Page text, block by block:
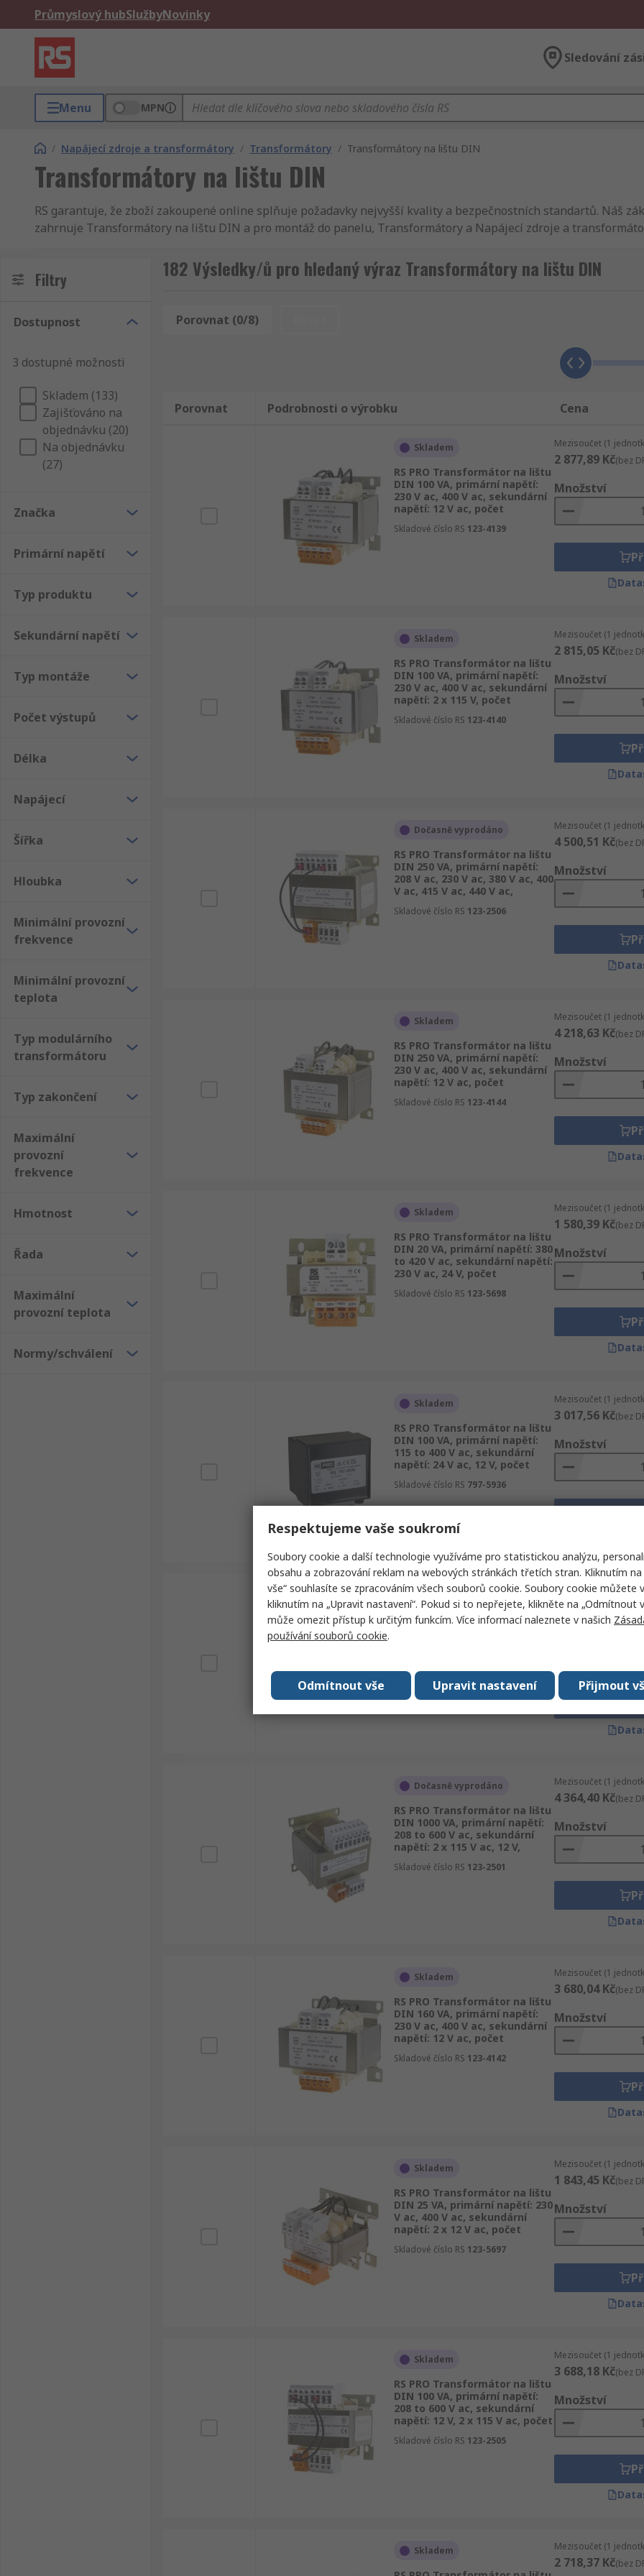
Průmyslový hubSlužbyNovinky
Sledování
Menu MPN
/ Napájecí zdroje a transformátory / Transformátory / Transformátory na lištu DIN
Transformátory na lištu DIN
RS garantuje, že zboží zakoupené online splňuje požadavky nejvyšší kvality a bezpečnostních standartů. Náš
zahrnuje Transformátory na lištu DIN a pro montáž do panelu, Transformátory a Napájecí zdroje a
jednoduše. Upřesněte své hledání podle Block, Telemecanique nebo jiného Transformátory na lištu DIN a pro
zobrazí srovnané podle jména, značky, dostupnosti nebo alfabeticky. Nezapomeňte se podívat i na RS
opatření. RS nabízí široký sortiment produktů z oblasti Elektronické komponenty, napájení a konektory, dále
panelu, elektrické a průmyslové výrobky. Prohlédněte si celou nabídku sekce Elektronické komponenty,
transformátory a Transformátory. Jako evropský špičkový distributor Elektronické komponenty, napájení a
Transformátory na lištu DIN a pro montáž do panelu jsou od nejlepších dodavatelů v odvětví nebo vyrobeny
velmi důležitá a kdykoliv je to možné, tak zajistíme, aby Vaše dodávka obsahující Transformátory na lištu DIN a
Filtry
Dostupnost
3 dostupné možnosti
Skladem (133)
Zajišťováno na
objednávku (20)
Na objednávku
(27)
Značka
Primární napětí
Typ produktu
Sekundární napětí
Typ montáže
Počet výstupů
Délka
Napájecí
Šířka
Hloubka
Minimální provozní
frekvence
Minimální provozní
teplota
Typ modulárního
transformátoru
Typ zakončení
Maximální
provozní
frekvence
Hmotnost
Řada
Maximální
provozní teplota
Normy/schválení
182 Výsledky/ů pro hledaný výraz Transformátory na lištu DIN
Porovnat (0/8)
Porovnat Podrobnosti o výrobku Cena
Skladem
RS PRO Transformátor na lištu
DIN 100 VA, primární napětí:
230 V ac, 400 V ac, sekundární
napětí: 12 V ac, počet
Skladové číslo RS 123-4139
Mezisoučet (1
2 877,89 Kč(bez
Množství
Skladem
RS PRO Transformátor na lištu
DIN 100 VA, primární napětí:
230 V ac, 400 V ac, sekundární
napětí: 2 x 115 V, počet
Skladové číslo RS 123-4140
Mezisoučet (1
2 815,05 Kč(bez
Množství
Dočasně vyprodáno
RS PRO Transformátor na lištu
DIN 250 VA, primární napětí:
208 V ac, 230 V ac, 380 V ac, 400
V ac, 415 V ac, 440 V ac,
Skladové číslo RS 123-2506
Mezisoučet (1
4 500,51 Kč(bez
Množství
Skladem
RS PRO Transformátor na lištu
DIN 250 VA, primární napětí:
230 V ac, 400 V ac, sekundární
napětí: 12 V ac, počet
Skladové číslo RS 123-4144
Mezisoučet (1
4 218,63 Kč(bez
Množství
Skladem
RS PRO Transformátor na lištu
DIN 20 VA, primární napětí: 380
to 420 V ac, sekundární napětí:
230 V ac, 24 V, počet
Skladové číslo RS 123-5698
Mezisoučet (1
1 580,39 Kč(bez
Množství
Skladem
RS PRO Transformátor na lištu
DIN 100 VA, primární napětí:
115 to 400 V ac, sekundární
napětí: 24 V ac, 12 V, počet
Skladové číslo RS 797-5936
Mezisoučet (1
3 017,56 Kč(bez
Množství
Skladem
RS PRO Transformátor na lištu
DIN 400 VA, primární napětí:
Skladové číslo RS
Mezisoučet (1
2 989,32 Kč(bez
Dočasně vyprodáno
RS PRO Transformátor na lištu
DIN 1000 VA, primární napětí:
208 to 600 V ac, sekundární
napětí: 2 x 115 V ac, 12 V,
Skladové číslo RS 123-2501
Mezisoučet (1
4 364,40 Kč(bez
Množství
Skladem
RS PRO Transformátor na lištu
DIN 160 VA, primární napětí:
230 V ac, 400 V ac, sekundární
napětí: 12 V ac, počet
Skladové číslo RS 123-4142
Mezisoučet (1
3 680,04 Kč(bez
Množství
Skladem
RS PRO Transformátor na lištu
DIN 25 VA, primární napětí: 230
V ac, 400 V ac, sekundární
napětí: 2 x 12 V ac, počet
Skladové číslo RS 123-5697
Mezisoučet (1
1 843,45 Kč(bez
Množství
Skladem
RS PRO Transformátor na lištu
DIN 100 VA, primární napětí:
208 to 600 V ac, sekundární
napětí: 12 V, 2 x 115 V ac, počet
Skladové číslo RS 123-2505
Mezisoučet (1
3 688,18 Kč(bez
Množství
Skladem Mezisoučet (1
2 718,37 Kč(bez
Respektujeme vaše soukromí
Soubory cookie a další technologie využíváme pro statistickou analýzu,
obsahu a zobrazování reklam na webových stránkách třetích stran. Kliknutím
vše“ souhlasíte se zpracováním všech souborů cookie. Soubory cookie můžete
kliknutím na „Upravit nastavení“. Pokud si to nepřejete, klikněte na „Odmítnout
může omezit přístup k určitým funkcím. Více informací naleznete v našich
používání souborů cookie.
Přijmout
Upravit nastavení
Odmítnout vše